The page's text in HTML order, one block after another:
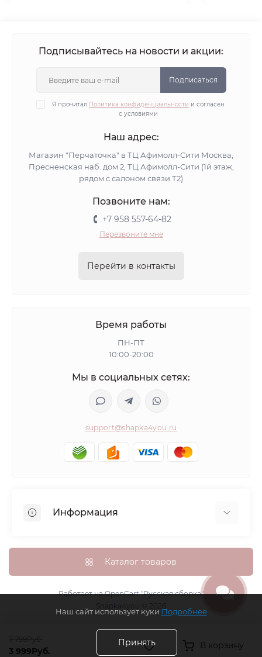
3 999Руб.
В корзину
Подписывайтесь на новости и акции:
Подписаться
Я прочитал Политика конфиденциальности и согласен
с условиями
Наш адрес:
Магазин "Перчаточка" в ТЦ Афимолл-Сити Москва,
Пресненская наб. дом 2, ТЦ Афимолл-Сити (1й этаж,
рядом с салоном связи Т2)
Позвоните нам:
+7 958 557-64-82
Перезвоните мне
Перейти в контакты
Время работы
ПН-ПТ
10:00-20:00
Мы в социальных сетях:
support@shapka4you.ru
Информация
Доставка, оплата и бонусные баллы
Гарантия возврата
Политика конфиденциальности
Контакты
Каталог товаров
Работает наOpenCart "Русская сборка"
Наш сайт использует куки Подробнее
Принять